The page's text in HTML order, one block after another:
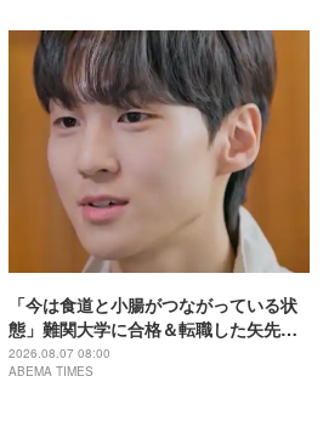
「今は食道と小腸がつながっている状
態」難関大学に合格＆転職した矢先に
胃がんが発覚「全摘した」壮絶な過去
明かす
2026.08.07 08:00
ABEMA TIMES